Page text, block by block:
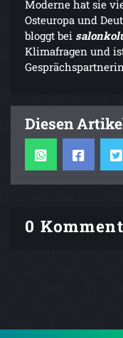
Moderne hat sie
Osteuropa und
bloggt bei
Klimafragen und
Diesen
0